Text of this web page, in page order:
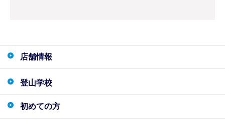
店舗情報
登山学校
初めての方